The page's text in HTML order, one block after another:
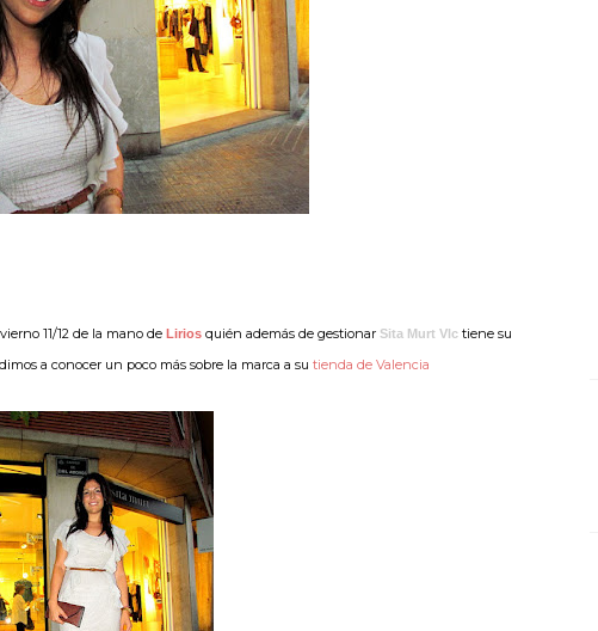
11/12 de la mano de Lirios quién además de gestionar Sita Murt Vlc tiene su
a conocer un poco más sobre la marca a su tienda de Valencia